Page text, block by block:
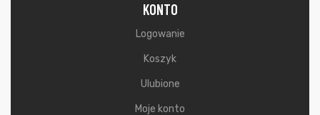
KONTO
Logowanie
Koszyk
Ulubione
Moje konto